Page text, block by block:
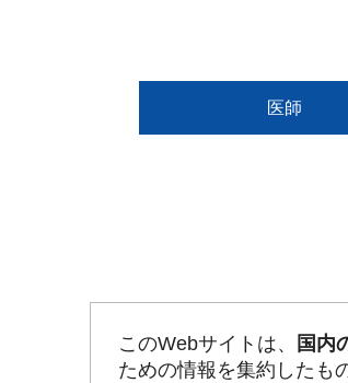
医師
このWebサイトは、 国内
ための情報を集約したも